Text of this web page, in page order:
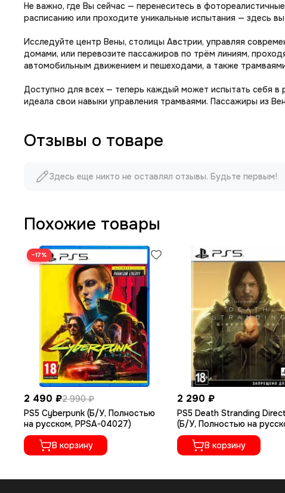
Не важно, где Вы сейчас — перенеситесь в
расписанию или проходите уникальные испытания — здесь
Исследуйте центр Вены, столицы Австрии, управляя
домами, или перевозите пассажиров по трём линиям,
автомобильным движением и пешеходами, а также
Доступно для всех — теперь каждый может испытать себя в
идеала свои навыки управления трамваями. Пассажиры из
Отзывы о товаре
Здесь еще никто не оставлял отзывы. Будьте первым!
Похожие товары
−17%
2 490 ₽2 990 ₽
PS5 Cyberpunk (Б/У, Полностью
на русском, PPSA-04027)
В корзину
2 290 ₽
PS5 Death Stranding
(Б/У, Полностью на
языке, PPSA-01968)
В корзину